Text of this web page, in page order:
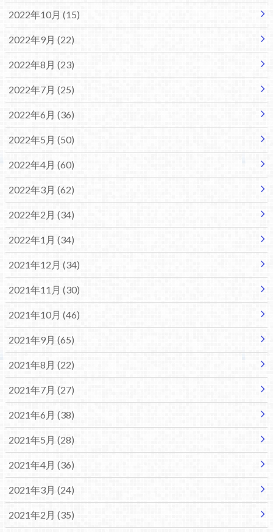
2022年10月 (15)
2022年9月 (22)
2022年8月 (23)
2022年7月 (25)
2022年6月 (36)
2022年5月 (50)
2022年4月 (60)
2022年3月 (62)
2022年2月 (34)
2022年1月 (34)
2021年12月 (34)
2021年11月 (30)
2021年10月 (46)
2021年9月 (65)
2021年8月 (22)
2021年7月 (27)
2021年6月 (38)
2021年5月 (28)
2021年4月 (36)
2021年3月 (24)
2021年2月 (35)